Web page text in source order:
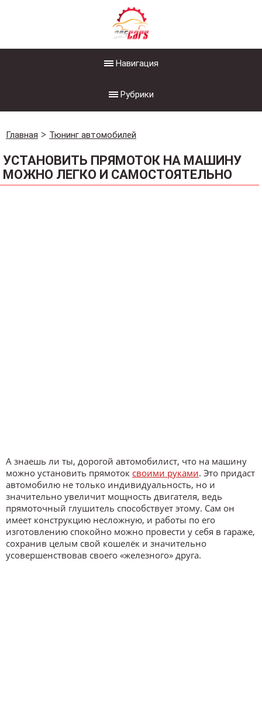
Навигация
Рубрики
Главная Тюнинг автомобилей
УСТАНОВИТЬ ПРЯМОТОК НА МАШИНУ
МОЖНО ЛЕГКО И САМОСТОЯТЕЛЬНО
А знаешь ли ты, дорогой автомобилист, что на машину
можно установить прямоток своими руками. Это придаст
автомобилю не только индивидуальность, но и
значительно увеличит мощность двигателя, ведь
прямоточный глушитель способствует этому. Сам он
имеет конструкцию несложную, и работы по его
изготовлению спокойно можно провести у себя в гараже,
сохранив целым свой кошелёк и значительно
усовершенствовав своего «железного» друга.